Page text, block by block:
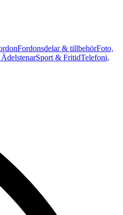
Fordonsdelar & tillbehörFoto,
Sport & FritidTelefoni,